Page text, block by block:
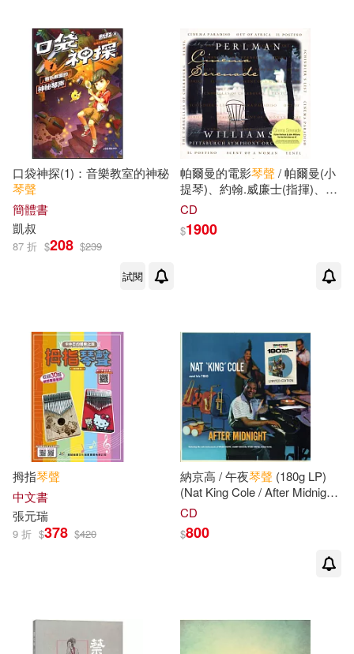
東北大學出版社(1)
東雨文化(1) 極光(1)
武漢出版社(1)
河南文藝出版社(1)
浙江大學出版社(1)
浙江少年兒童出版社(1)
環球-DECCA(1) 田園城市(1)
百花文藝出版社(1)
百花洲文藝出版社(1)
翰蘆(1)
口袋神探(1)：音樂教室的神秘
琴聲
簡體書
凱叔
87 折 $208 $239
試閱
帕爾曼的電影琴聲/ 帕爾曼(小
提琴)、約翰.威廉士(指揮)、匹
茲堡交響樂團 (180g 黑膠 LP)
Perlman (Violin), John Williams
CD
$1900
拇指琴聲
中文書
張元瑞
9 折 $378 $420
納京高 / 午夜琴聲 (180g LP)
(Nat King Cole / After Midnight
(180g LP))
CD
$800